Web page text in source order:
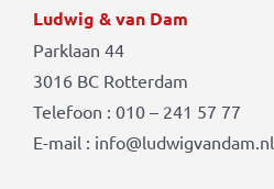
Ludwig & van Dam
Parklaan 44
3016 BC Rotterdam
Telefoon : 010 – 241 57 77
E-mail : info@ludwigvandam.nl